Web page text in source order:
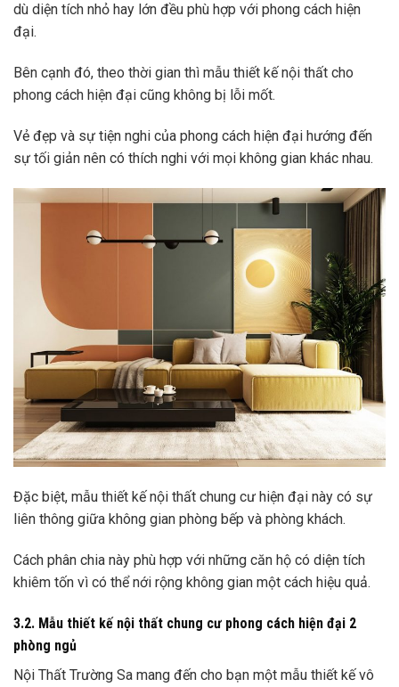
dù diện tích nhỏ hay lớn đều phù hợp với phong cách hiện
đại.
Bên cạnh đó, theo thời gian thì mẫu thiết kế nội thất cho
phong cách hiện đại cũng không bị lỗi mốt.
Vẻ đẹp và sự tiện nghi của phong cách hiện đại hướng đến
sự tối giản nên có thích nghi với mọi không gian khác nhau.
Đặc biệt, mẫu thiết kế nội thất chung cư hiện đại này có sự
liên thông giữa không gian phòng bếp và phòng khách.
Cách phân chia này phù hợp với những căn hộ có diện tích
khiêm tốn vì có thể nới rộng không gian một cách hiệu quả.
3.2. Mẫu thiết kế nội thất chung cư phong cách hiện đại 2
phòng ngủ
Nội Thất Trường Sa mang đến cho bạn một mẫu thiết kế vô